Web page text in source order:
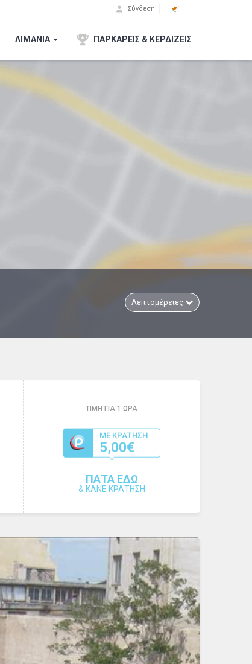
Σύνδεση
ΛΙΜΑΝΙΑ ΠΑΡΚΑΡΕΙΣ & ΚΕΡΔΙΖΕΙΣ
Λεπτομέρειες
ΤΙΜΗ ΓΙΑ 1 ΩΡΑ
ΜΕ ΚΡΑΤΗΣΗ
5,00€
ΠΑΤΑ ΕΔΩ
& ΚΑΝΕ ΚΡΑΤΗΣΗ